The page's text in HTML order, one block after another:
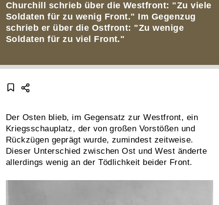
Churchill schrieb über die Westfront: "Zu viele
Soldaten für zu wenig Front." Im Gegenzug
schrieb er über die Ostfront: "Zu wenige
Soldaten für zu viel Front."
Der Osten blieb, im Gegensatz zur Westfront, ein
Kriegsschauplatz, der von großen Vorstößen und
Rückzügen geprägt wurde, zumindest zeitweise.
Dieser Unterschied zwischen Ost und West änderte
allerdings wenig an der Tödlichkeit beider Front.